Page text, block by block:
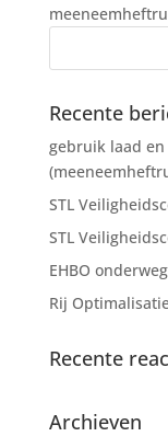
Recente
gebruik laad
STL
STL
EHBO onderweg
Rij
Recente
Archieven